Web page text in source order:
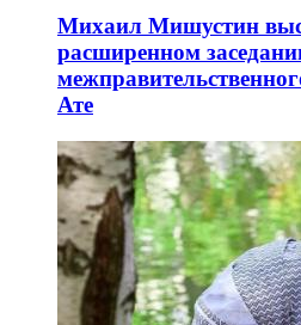
Михаил Мишустин
расширенном
Ате